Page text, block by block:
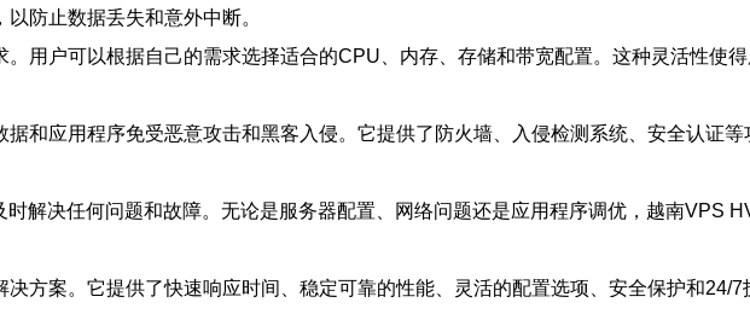
防止数据丢失和意外中断。
用户可以根据自己的需求选择适合的CPU、内存、存储和带宽配置。这种灵活性使
和应用程序免受恶意攻击和黑客入侵。它提供了防火墙、入侵检测系统、安全认证
解决任何问题和故障。无论是服务器配置、网络问题还是应用程序调优，越南VPS
方案。它提供了快速响应时间、稳定可靠的性能、灵活的配置选项、安全保护和24/